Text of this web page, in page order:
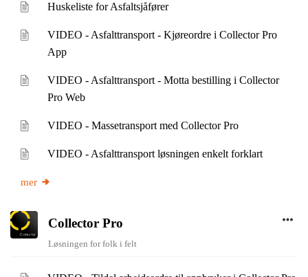
Huskeliste for Asfaltsjåfører
VIDEO - Asfalttransport - Kjøreordre i Collector Pro
App
VIDEO - Asfalttransport - Motta bestilling i Collector
Pro Web
VIDEO - Massetransport med Collector Pro
VIDEO - Asfalttransport løsningen enkelt forklart
mer
Collector Pro
Løsningen for folk i felt